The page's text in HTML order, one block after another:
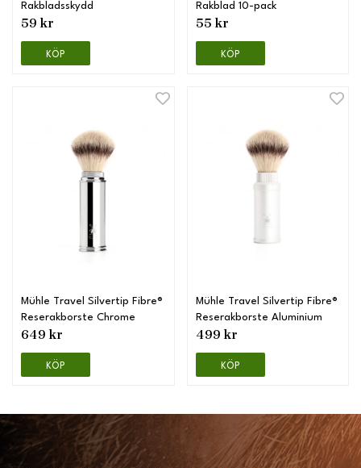
Rakbladsskydd
59 kr
KÖP
Rakblad 10-pack
55 kr
KÖP
Mühle Travel Silvertip Fibre®
Reserakborste Chrome
649 kr
KÖP
Mühle Travel Silvertip Fibre®
Reserakborste Aluminium
499 kr
KÖP